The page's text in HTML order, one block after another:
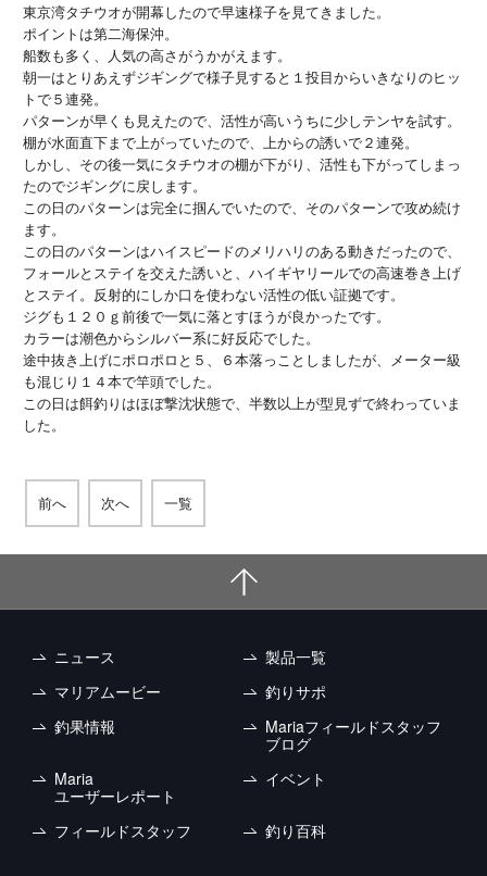
東京湾タチウオが開幕したので早速様子を見てきました。
ポイントは第二海保沖。
船数も多く、人気の高さがうかがえます。
朝一はとりあえずジギングで様子見すると１投目からいきなりのヒッ
トで５連発。
パターンが早くも見えたので、活性が高いうちに少しテンヤを試す。
棚が水面直下まで上がっていたので、上からの誘いで２連発。
しかし、その後一気にタチウオの棚が下がり、活性も下がってしまっ
たのでジギングに戻します。
この日のパターンは完全に掴んでいたので、そのパターンで攻め続け
ます。
この日のパターンはハイスピードのメリハリのある動きだったので、
フォールとステイを交えた誘いと、ハイギヤリールでの高速巻き上げ
とステイ。反射的にしか口を使わない活性の低い証拠です。
ジグも１２０ｇ前後で一気に落とすほうが良かったです。
カラーは潮色からシルバー系に好反応でした。
途中抜き上げにポロポロと５、６本落っことしましたが、メーター級
も混じり１４本で竿頭でした。
この日は餌釣りはほぼ撃沈状態で、半数以上が型見ずで終わっていま
した。
前へ 次へ 一覧
ニュース
製品一覧
マリアムービー
釣りサポ
釣果情報
Mariaフィールドスタッフ
ブログ
Maria
ユーザーレポート
イベント
フィールドスタッフ 釣り百科